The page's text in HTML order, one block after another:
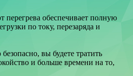
перегрева обеспечивает полную
по току, перезаряда и
вы будете тратить
и больше времени на то,